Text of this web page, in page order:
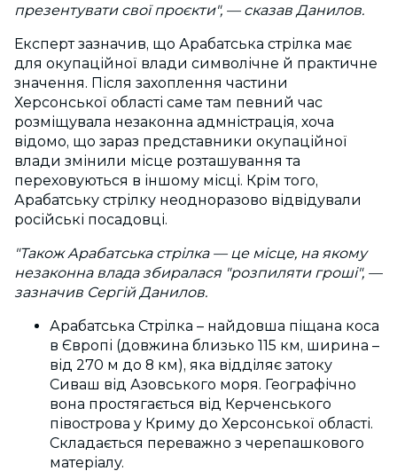
презентувати свої проєкти", — сказав Данилов.
Експерт зазначив, що Арабатська стрілка має
для окупаційної влади символічне й практичне
значення. Після захоплення частини
Херсонської області саме там певний час
розміщувала незаконна адмністрація, хоча
відомо, що зараз представники окупаційної
влади змінили місце розташування та
переховуються в іншому місці. Крім того,
Арабатську стрілку неодноразово відвідували
російські посадовці.
"Також Арабатська стрілка — це місце, на якому
незаконна влада збиралася "розпиляти гроші", —
зазначив Сергій Данилов.
Арабатська Стрілка – найдовша піщана коса
в Європі (довжина близько 115 км, ширина –
від 270 м до 8 км), яка відділяє затоку
Сиваш від Азовського моря. Географічно
вона простягається від Керченського
півострова у Криму до Херсонської області.
Складається переважно з черепашкового
матеріалу.